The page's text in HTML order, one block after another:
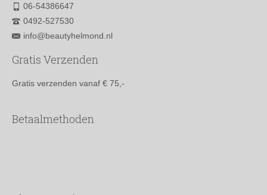
06-54386647
0492-527530
info@beautyhelmond.nl
Gratis Verzenden
Gratis verzenden vanaf € 75,-
Betaalmethoden